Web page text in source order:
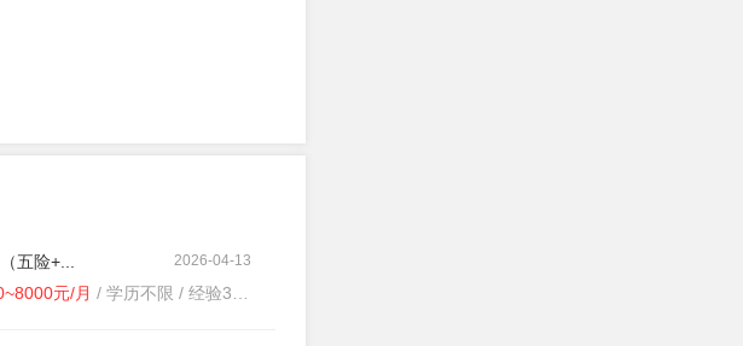
2026-04-13
五险+...
元/月 / 学历不限 / 经验3-5年